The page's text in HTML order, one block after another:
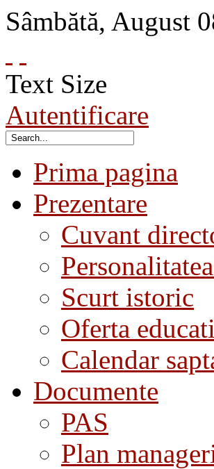
Sâmbătă, August
Text Size
Autentificare
Prima pagina
Prezentare
Cuvant
Scurt istoric
Oferta
Calendar
Documente
PAS
Plan